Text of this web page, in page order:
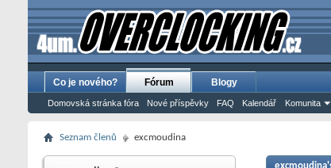
Co je nového? Fórum
Domovská stránka fóra Nové příspěvky FAQ Kalendář Komunita
Blogy
Seznam členů excmoudina